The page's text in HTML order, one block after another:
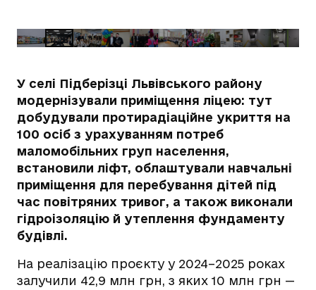
У селі Підберізці Львівського району
модернізували приміщення ліцею: тут
добудували протирадіаційне укриття на
100 осіб з урахуванням потреб
маломобільних груп населення,
встановили ліфт, облаштували навчальні
приміщення для перебування дітей під
час повітряних тривог, а також виконали
гідроізоляцію й утеплення фундаменту
будівлі.
На реалізацію проєкту у 2024–2025 роках
залучили 42,9 млн грн, з яких 10 млн грн —